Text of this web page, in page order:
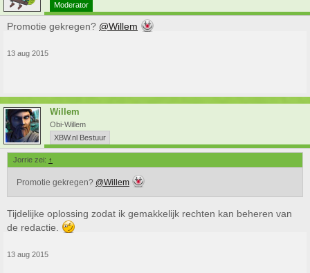
Moderator
Promotie gekregen? @Willem
13 aug 2015
Willem
Obi-Willem
XBW.nl Bestuur
Jorrie zei: ↑
Promotie gekregen? @Willem
Tijdelijke oplossing zodat ik gemakkelijk rechten kan beheren van
de redactie.
13 aug 2015